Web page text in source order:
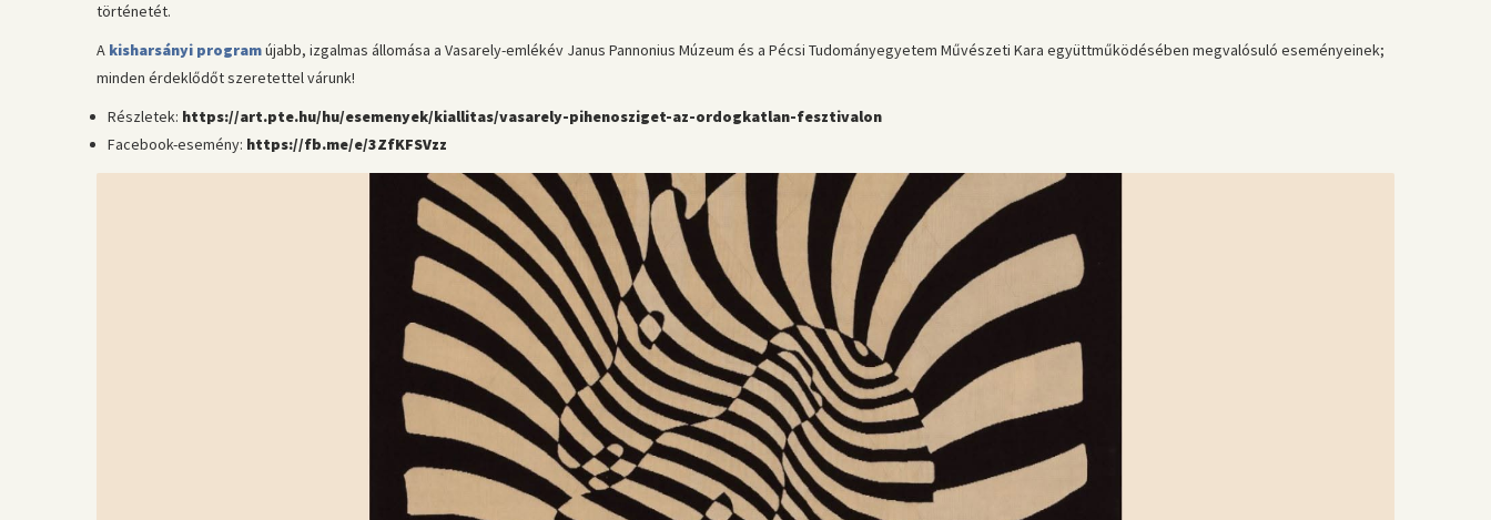
történetét.
A kisharsányi programújabb, izgalmas állomása a Vasarely-emlékév Janus Pannonius Múzeum és a Pécsi Tudományegyetem Művészeti Kara együttműködésében megvalósuló eseményeinek;
minden érdeklődőt szeretettel várunk!
Részletek: https://art.pte.hu/hu/esemenyek/kiallitas/vasarely-pihenosziget-az-ordogkatlan-fesztivalon
Facebook-esemény: https://fb.me/e/3ZfKFSVzz